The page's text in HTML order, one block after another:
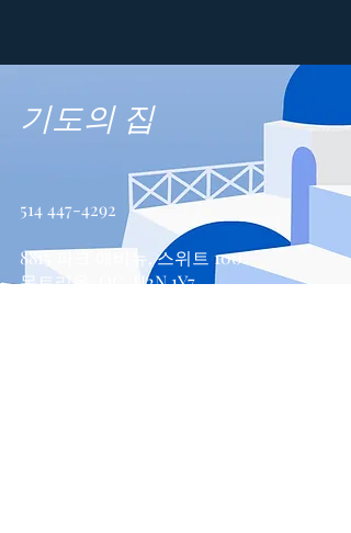
기도의 집
514 447-4292
8815 파크 애비뉴, 스위트 100
몬트리올, QC, H2N 1Y7